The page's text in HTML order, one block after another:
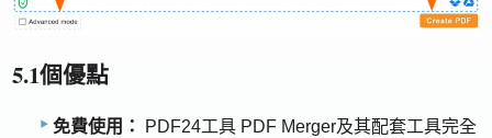
5.1個優點
免費使用：
PDF24工具 PDF Merger及其配套工具完全